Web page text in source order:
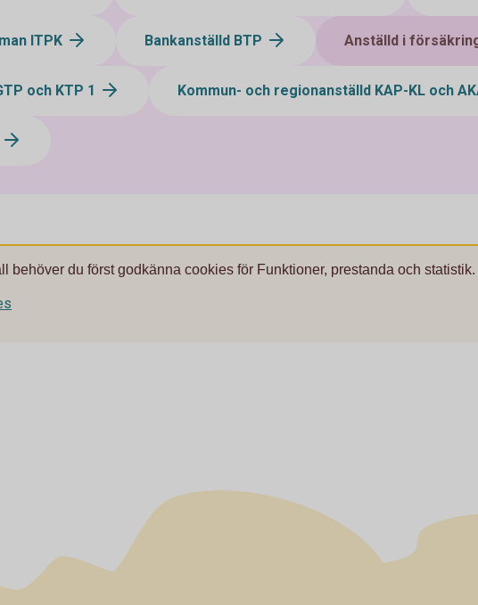
ITPK Bankanställd BTP Anställd i
och KTP 1 Kommun- och regionanställd KAP-KL och
behöver du först godkänna cookies för Funktioner, prestanda och statistik.